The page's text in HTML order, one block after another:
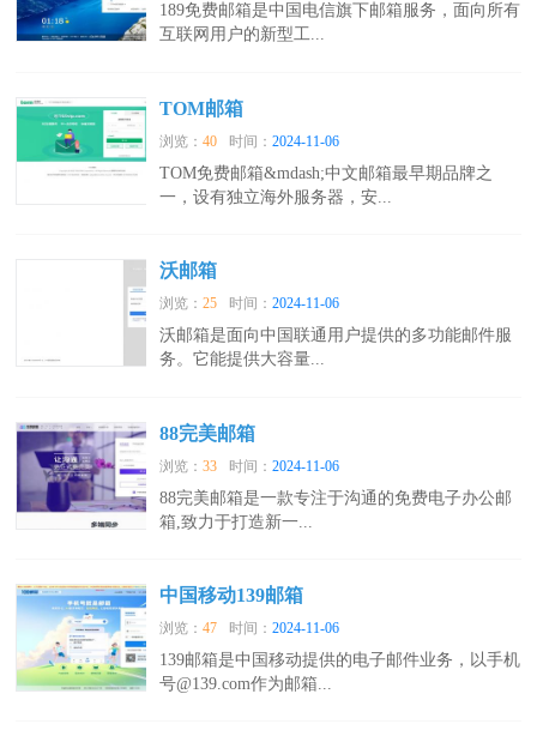
189免费邮箱是中国电信旗下邮箱服务，面向所有
互联网用户的新型工...
TOM邮箱
浏览：40 时间：2024-11-06
TOM免费邮箱&mdash;中文邮箱最早期品牌之
一，设有独立海外服务器，安...
沃邮箱
浏览：25 时间：2024-11-06
沃邮箱是面向中国联通用户提供的多功能邮件服
务。它能提供大容量...
88完美邮箱
浏览：33 时间：2024-11-06
88完美邮箱是一款专注于沟通的免费电子办公邮
箱,致力于打造新一...
中国移动139邮箱
浏览：47 时间：2024-11-06
139邮箱是中国移动提供的电子邮件业务，以手机
号@139.com作为邮箱...